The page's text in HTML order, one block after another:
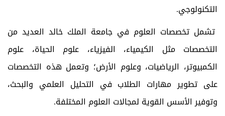
التكنولوجي.
تشمل تخصصات العلوم في جامعة الملك خالد العديد من
التخصصات مثل الكيمياء، الفيزياء، علوم الحياة، علوم
الكمبيوتر، الرياضيات، وعلوم الأرض؛ وتعمل هذه التخصصات
على تطوير مهارات الطلاب في التحليل العلمي والبحث،
وتوفير الأسس القوية لمجالات العلوم المختلفة.